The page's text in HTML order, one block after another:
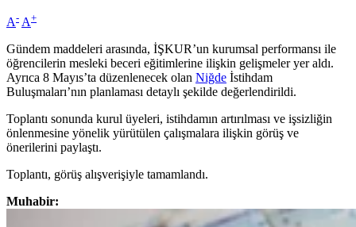
A- A+
Gündem maddeleri arasında, İŞKUR’un kurumsal performansı ile
öğrencilerin mesleki beceri eğitimlerine ilişkin gelişmeler yer aldı.
Ayrıca 8 Mayıs’ta düzenlenecek olan Niğde İstihdam
Buluşmaları’nın planlaması detaylı şekilde değerlendirildi.
Toplantı sonunda kurul üyeleri, istihdamın artırılması ve işsizliğin
önlenmesine yönelik yürütülen çalışmalara ilişkin görüş ve
önerilerini paylaştı.
Toplantı, görüş alışverişiyle tamamlandı.
Muhabir: